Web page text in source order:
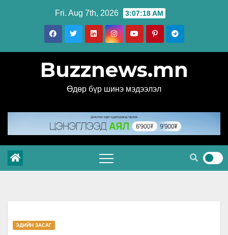
Fri. Aug 7th, 2026 3:07:18 AM
Buzznews.mn
Өдөр бүр шинэ мэдээлэл
ЭДИЙН ЗАСАГ